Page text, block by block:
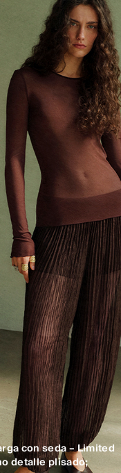
con seda – Limited
detalle plisado;